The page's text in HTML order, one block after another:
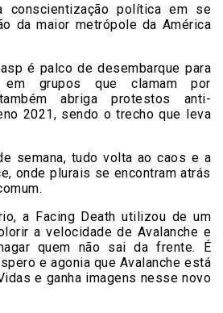
conscientização política em se
da maior metrópole da América
é palco de desembarque para
em grupos que clamam por
abriga protestos anti-
2021, sendo o trecho que leva
semana, tudo volta ao caos e a
onde plurais se encontram atrás
a Facing Death utilizou de um
a velocidade de Avalanche e
quem não sai da frente. É
e agonia que Avalanche está
e ganha imagens nesse novo